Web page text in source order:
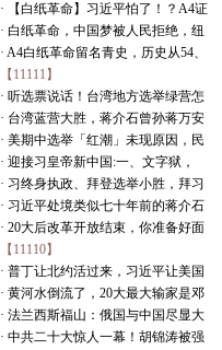
· 【白纸革命】习近平怕了！？A4证
· 白纸革命，中国梦被人民拒绝，纽
· A4白纸革命留名青史，历史从54、
【11111】
· 听选票说话！台湾地方选举绿营怎
· 台湾蓝营大胜，蒋介石曾孙蒋万安
· 美期中选举「红潮」未现原因，民
· 迎接习皇帝新中国:一、文字狱，
· 习终身执政、拜登选举小胜，拜习
· 习近平处境类似七十年前的蒋介石
· 20大后改革开放结束，你准备好面
【11110】
· 普丁让北约活过来，习近平让美国
· 黄河水倒流了，20大最大输家是邓
· 法兰西斯福山：俄国与中国尽显大
· 中共二十大惊人一幕！胡锦涛被强